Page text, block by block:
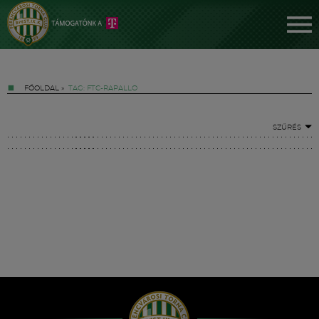
FŐOLDAL » TAG: FTC-RAPALLO
SZŰRÉS
Hírek